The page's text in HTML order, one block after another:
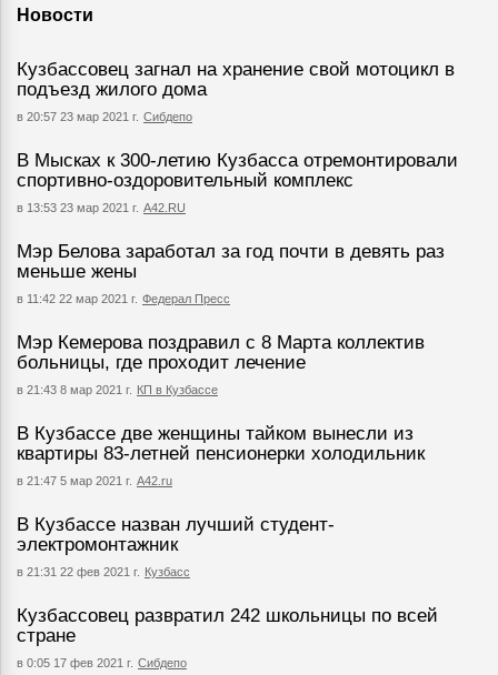
Новости
Кузбассовец загнал на хранение свой мотоцикл в
подъезд жилого дома
в 20:57 23 мар 2021 г. Сибдепо
В Мысках к 300-летию Кузбасса отремонтировали
спортивно-оздоровительный комплекс
в 13:53 23 мар 2021 г. А42.RU
Мэр Белова заработал за год почти в девять раз
меньше жены
в 11:42 22 мар 2021 г. Федерал Пресс
Мэр Кемерова поздравил с 8 Марта коллектив
больницы, где проходит лечение
в 21:43 8 мар 2021 г. КП в Кузбассе
В Кузбассе две женщины тайком вынесли из
квартиры 83-летней пенсионерки холодильник
в 21:47 5 мар 2021 г. А42.ru
В Кузбассе назван лучший студент-
электромонтажник
в 21:31 22 фев 2021 г. Кузбасс
Кузбассовец развратил 242 школьницы по всей
стране
в 0:05 17 фев 2021 г. Сибдепо